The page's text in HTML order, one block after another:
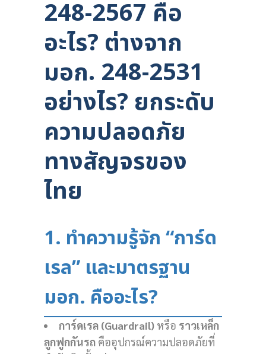
248-2567 คือ
อะไร? ต่างจาก
มอก. 248-2531
อย่างไร? ยกระดับ
ความปลอดภัย
ทางสัญจรของ
ไทย
1. ทำความรู้จัก “การ์ด
เรล” และมาตรฐาน
มอก. คืออะไร?
การ์ดเรล (Guardrail) หรือ ราวเหล็ก
ลูกฟูกกันรถ คืออุปกรณ์ความปลอดภัยที่